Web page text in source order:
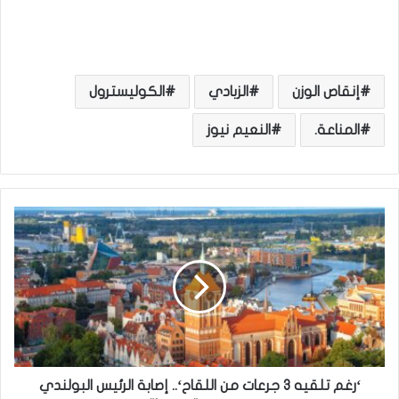
إنقاص الوزن الزبادي الكوليسترول
المناعة. النعيم نيوز
‘
ر
غ
م
ت
ل
ق
ي
ه
‘رغم تلقيه 3 جرعات من اللقاح‘.. إصابة الرئيس البولندي